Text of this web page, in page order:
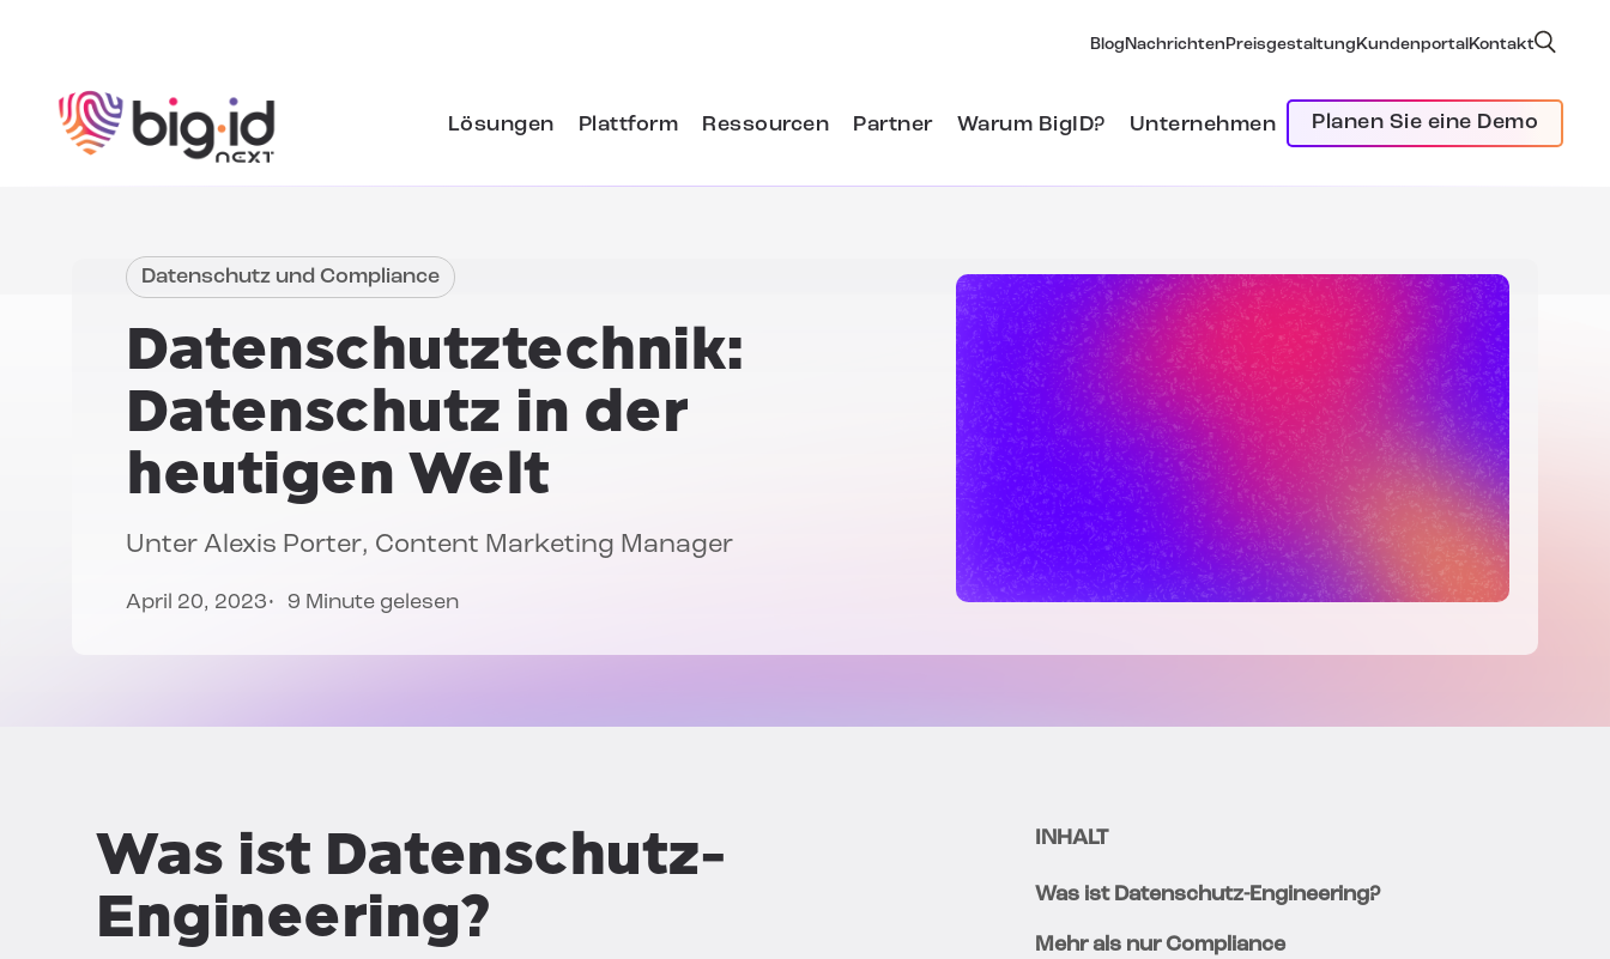
Blog Nachrichten Preisgestaltung KundenportalKontakt
Lösungen Plattform Ressourcen Partner Warum BigID? Unternehmen Planen Sie eine Demo
Datenschutz und Compliance
Datenschutztechnik:
Datenschutz in der
heutigen Welt
Unter Alexis Porter, Content Marketing Manager
April 20, 2023 9 Minute gelesen
Was ist Datenschutz-
Engineering?
INHALT
Was ist Datenschutz-Engineering?
Mehr als nur Compliance